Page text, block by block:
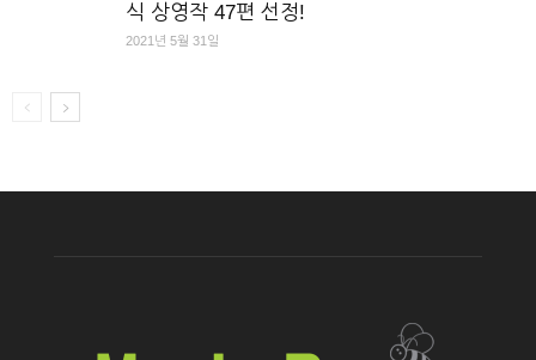
식 상영작 47편 선정!
2021년 5월 31일